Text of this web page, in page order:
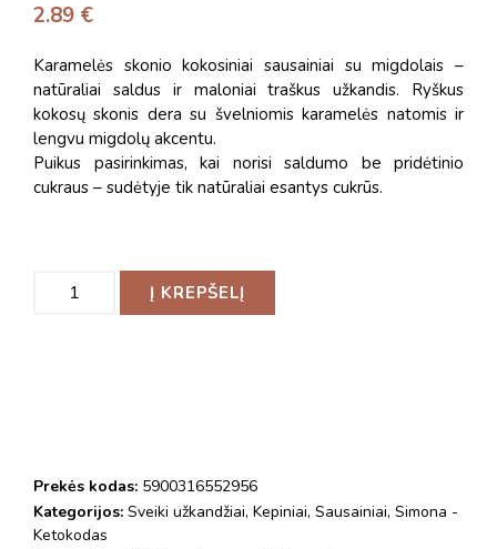
2.89 €
Karamelės skonio kokosiniai sausainiai su migdolais –
natūraliai saldus ir maloniai traškus užkandis. Ryškus
kokosų skonis dera su švelniomis karamelės natomis ir
lengvu migdolų akcentu.
Puikus pasirinkimas, kai norisi saldumo be pridėtinio
cukraus – sudėtyje tik natūraliai esantys cukrūs.
Į KREPŠELĮ
Prekės kodas: 5900316552956
Kategorijos: Sveiki užkandžiai, Kepiniai, Sausainiai, Simona -
Ketokodas